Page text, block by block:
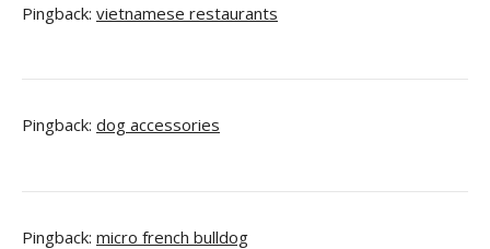
Pingback: vietnamese restaurants
Pingback: dog accessories
Pingback: micro french bulldog